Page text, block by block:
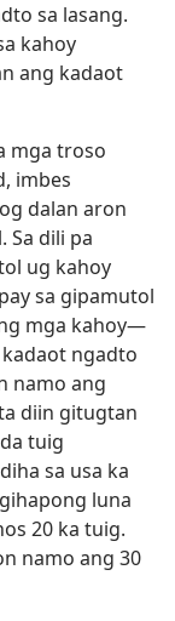
sa lasang.
kahoy
ang kadaot
mga troso
imbes
dalan aron
Sa dili pa
ug kahoy
sa gipamutol
mga kahoy​—
ngadto
namo ang
diin gitugtan
tuig
sa usa ka
luna
20 ka tuig.
namo ang 30